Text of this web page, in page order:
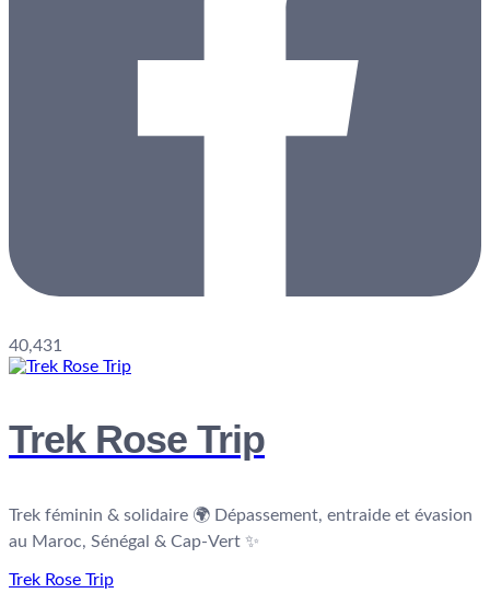
40,431
Trek Rose Trip
Trek féminin & solidaire 🌍 Dépassement, entraide et évasion
au Maroc, Sénégal & Cap-Vert ✨
Trek Rose Trip